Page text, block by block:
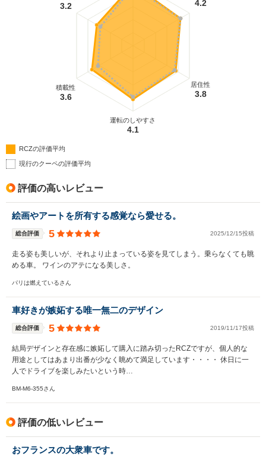
4.2
居住性
3.8
運転のしやすさ
4.1
積載性
3.6
3.2
RCZの評価平均
現行のクーペの評価平均
評価の高いレビュー
絵画やアートを所有する感覚なら愛せる。
総合評価 5 2025/12/15投稿
走る姿も美しいが、それより止まっている姿を見てしまう。乗らなくても眺
める車。 ワインのアテになる美しさ。
パリは燃えているさん
車好きが嫉妬する唯一無二のデザイン
総合評価 5 2019/11/17投稿
結局デザインと存在感に嫉妬して購入に踏み切ったRCZですが、個人的な
用途としてはあまり出番が少なく眺めて満足しています・・・・ 休日に一
人でドライブを楽しみたいという時…
BM-M6-355さん
評価の低いレビュー
おフランスの大衆車です。